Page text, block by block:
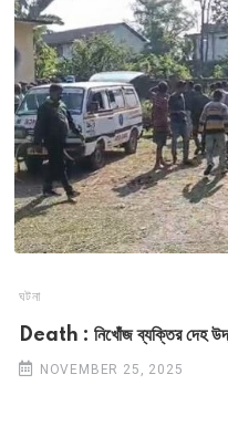
ঘটনা
Death : নিখোঁজ ব্যক্তির দেহ
NOVEMBER 25, 2025